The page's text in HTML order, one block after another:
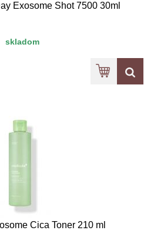
Exosome Shot 7500 30ml
skladom
Cica Toner 210 ml